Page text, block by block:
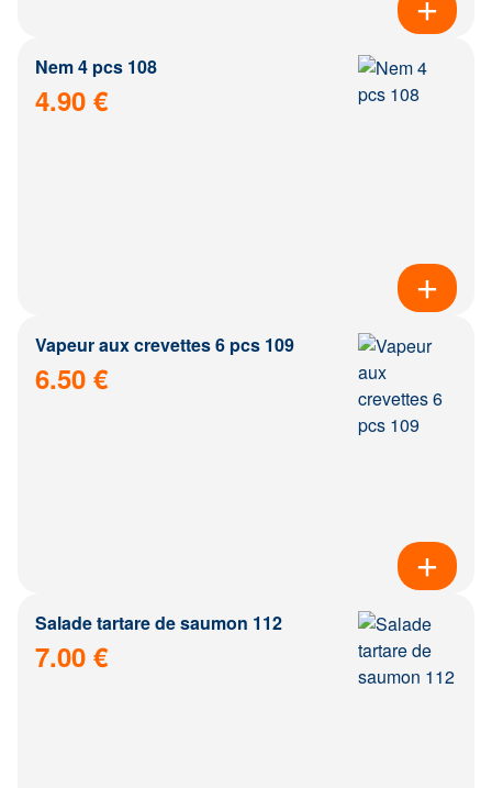
Nem 4 pcs 108
4.90 €
Vapeur aux crevettes 6 pcs 109
6.50 €
Salade tartare de saumon 112
7.00 €